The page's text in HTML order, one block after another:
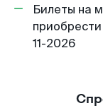
Билеты на
11-2026